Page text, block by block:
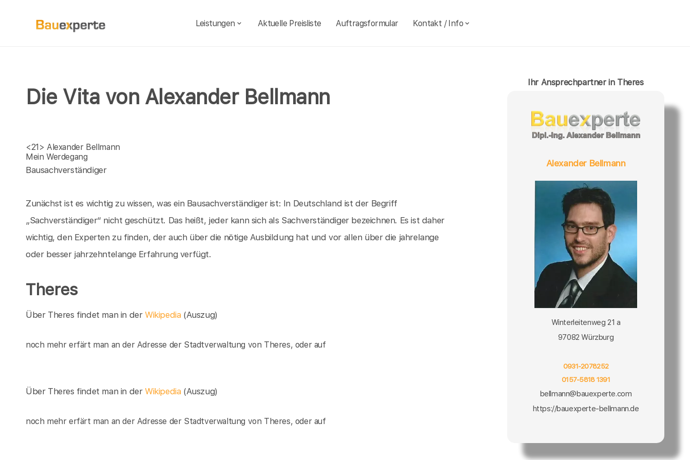
Leistungen Aktuelle Preisliste Auftragsformular Kontakt / Info
Die Vita von Alexander Bellmann
<21> Alexander Bellmann
Mein Werdegang
Bausachverständiger
Zunächst ist es wichtig zu wissen, was ein Bausachverständiger ist: In Deutschland ist der Begriff
„Sachverständiger“ nicht geschützt. Das heißt, jeder kann sich als Sachverständiger bezeichnen. Es ist daher
wichtig, den Experten zu finden, der auch über die nötige Ausbildung hat und vor allen über die jahrelange
oder besser jahrzehntelange Erfahrung verfügt.
Theres
Über Theres findet man in derWikipedia (Auszug)
noch mehr erfärt man an der Adresse der Stadtverwaltung von Theres, oder auf
Über Theres findet man in derWikipedia (Auszug)
noch mehr erfärt man an der Adresse der Stadtverwaltung von Theres, oder auf
Ihr Ansprechpartner in Theres
Alexander Bellmann
Winterleitenweg 21 a
97082 Würzburg
0931-2078252
0157-5818 1391
bellmann@bauexperte.com
https://bauexperte-bellmann.de